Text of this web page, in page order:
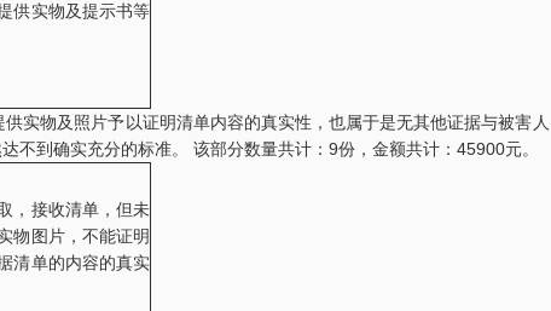
供实物及提示书等
实物及照片予以证明清单内容的真实性，也属于是无其他证据与被害人
不到确实充分的标准。 该部分数量共计：9份，金额共计：45900元。
，接收清单，但未
物图片，不能证明
清单的内容的真实
大”刘汉刘维全国特大涉黑